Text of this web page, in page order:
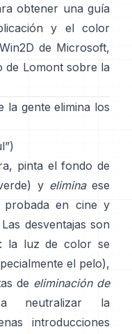
obtener una guía
y el color
de Microsoft,
de Lomont sobre la
la gente elimina los
pinta el fondo de
y eliminaese
probada en cine y
desventajas son
la luz de color se
el pelo),
de eliminación de
neutralizar la
introducciones